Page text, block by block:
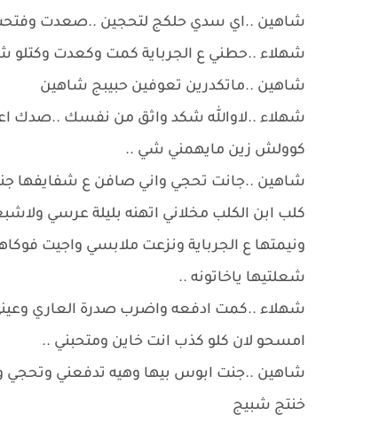
شاهين ..اي سدي حلكج لتحجين ..صعدت وفتحت
شهلاء ..حطني ع الجرباية كمت وكعدت وكتلو
شاهين ..ماتكدرين تعوفين حبيبج شاهين
شهلاء ..لاوالله شكد واثق من نفسك ..صدك
كوولش زين مايهمني شي ..
شاهين ..جانت تحجي واني صافن ع شفايفها
كلب ابن الكلب مخلاني اتهنه بليلة عرسي
ونيمتها ع الجرباية ونزعت ملابسي واجيت
شعلتيها ياخاتونه ..
شهلاء ..كمت ادفعه واضرب صدرة العاري
امسحو لان كلو كذب انت خاين ومتحبني ..
شاهين ..جنت ابوس بيها وهيه تدفعني
خنتج شبيج